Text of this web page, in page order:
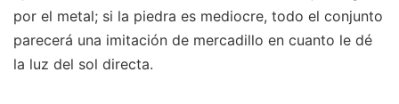
por el metal; si la piedra es mediocre, todo el conjunto
parecerá una imitación de mercadillo en cuanto le dé
la luz del sol directa.